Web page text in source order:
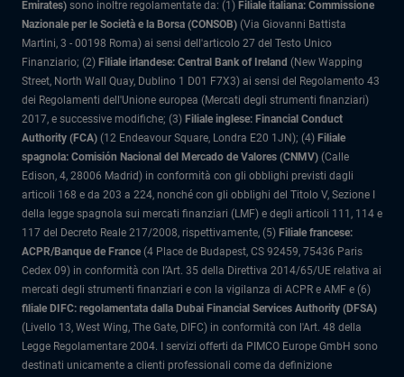
Emirates) sono inoltre regolamentate da: (1) Filiale italiana: Commissione
Nazionale per le Società e la Borsa (CONSOB) (Via Giovanni Battista
Martini, 3 - 00198 Roma) ai sensi dell'articolo 27 del Testo Unico
Finanziario; (2) Filiale irlandese: Central Bank of Ireland (New Wapping
Street, North Wall Quay, Dublino 1 D01 F7X3) ai sensi del Regolamento 43
dei Regolamenti dell'Unione europea (Mercati degli strumenti finanziari)
2017, e successive modifiche; (3) Filiale inglese: Financial Conduct
Authority (FCA) (12 Endeavour Square, Londra E20 1JN); (4) Filiale
spagnola: Comisión Nacional del Mercado de Valores (CNMV) (Calle
Edison, 4, 28006 Madrid) in conformità con gli obblighi previsti dagli
articoli 168 e da 203 a 224, nonché con gli obblighi del Titolo V, Sezione I
della legge spagnola sui mercati finanziari (LMF) e degli articoli 111, 114 e
117 del Decreto Reale 217/2008, rispettivamente, (5) Filiale francese:
ACPR/Banque de France (4 Place de Budapest, CS 92459, 75436 Paris
Cedex 09) in conformità con l’Art. 35 della Direttiva 2014/65/UE relativa ai
mercati degli strumenti finanziari e con la vigilanza di ACPR e AMF e (6)
filiale DIFC: regolamentata dalla Dubai Financial Services Authority (DFSA)
(Livello 13, West Wing, The Gate, DIFC) in conformità con l'Art. 48 della
Legge Regolamentare 2004. I servizi offerti da PIMCO Europe GmbH sono
destinati unicamente a clienti professionali come da definizione